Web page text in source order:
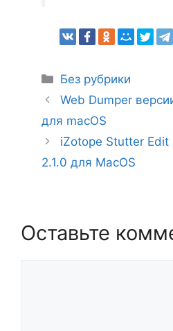
Рубрики
Без рубрики
Web Dumper
для macOS
iZotope Stutter Edit
2.1.0 для MacOS
Оставьте